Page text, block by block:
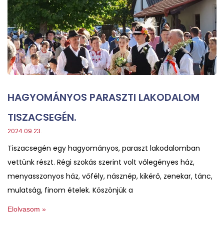
HAGYOMÁNYOS PARASZTI LAKODALOM
TISZACSEGÉN.
2024.09.23.
Tiszacsegén egy hagyományos, paraszt lakodalomban
vettünk részt. Régi szokás szerint volt vőlegényes ház,
menyasszonyos ház, vőfély, násznép, kikérő, zenekar, tánc,
mulatság, finom ételek. Köszönjük a
Elolvasom »